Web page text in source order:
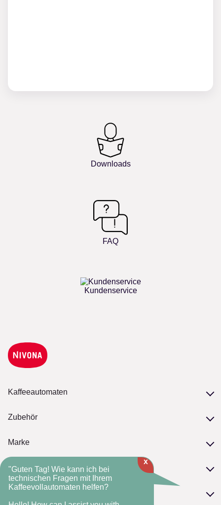
Downloads
FAQ
Kundenservice
Kaffeeautomaten
Unsere Serien
Zubehör
Marke
NIVONA-Standards
Die NIVONA-Historie
Fachhandelsmarke
Service
Serviceversprechen
Kontakt
FAQ
"Guten Tag! Wie kann ich bei
technischen Fragen mit Ihrem
Kaffeevollautomaten helfen?
x